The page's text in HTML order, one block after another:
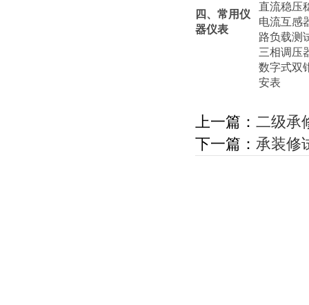
四、常用仪
器仪表
直流稳压
电流互感
路负载测
三相调压
数字式双
安表
上一篇： 二级承
下一篇： 承装修